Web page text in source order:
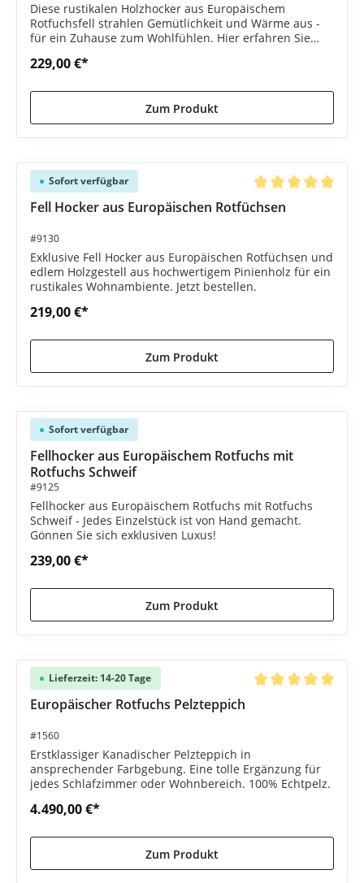
Diese rustikalen Holzhocker aus Europäischem
Rotfuchsfell strahlen Gemütlichkeit und Wärme aus -
für ein Zuhause zum Wohlfühlen. Hier erfahren Sie
229,00 €*
Zum Produkt
Sofort verfügbar
Durchschnittliche
Fell Hocker aus Europäischen Rotfüchsen
#9130
Exklusive Fell Hocker aus Europäischen Rotfüchsen und
edlem Holzgestell aus hochwertigem Pinienholz für ein
rustikales Wohnambiente. Jetzt bestellen.
219,00 €*
Zum Produkt
Sofort verfügbar
Fellhocker aus Europäischem Rotfuchs mit
Rotfuchs Schweif
#9125
Fellhocker aus Europäischem Rotfuchs mit Rotfuchs
Schweif - Jedes Einzelstück ist von Hand gemacht.
Gönnen Sie sich exklusiven Luxus!
239,00 €*
Zum Produkt
Lieferzeit: 14-20 Tage
Europäischer Rotfuchs Pelzteppich
#1560
Erstklassiger Kanadischer Pelzteppich in
ansprechender Farbgebung. Eine tolle Ergänzung für
jedes Schlafzimmer oder Wohnbereich. 100% Echtpelz.
4.490,00 €*
Zum Produkt